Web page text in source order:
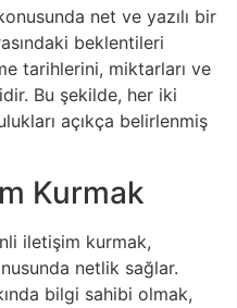
net ve yazılı bir
beklentileri
tarihlerini, miktarları ve
Bu şekilde, her iki
açıkça belirlenmiş
Kurmak
iletişim kurmak,
netlik sağlar.
bilgi sahibi olmak,